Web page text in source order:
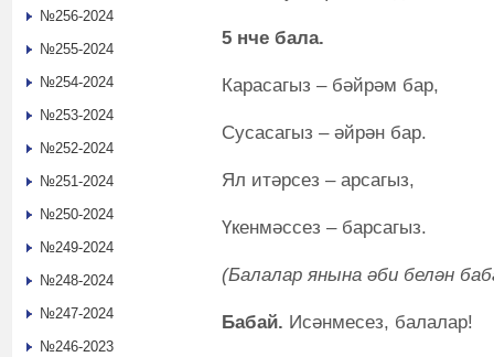
5 нче бала.
Карасагыз – бәйрәм бар,
Сусасагыз – әйрән бар.
Ял итәрсез – арсагыз,
Үкенмәссез – барсагыз.
(Балалар янына әби белән
Бабай. Исәнмесез, балалар!
№256-2024
№255-2024
№254-2024
№253-2024
№252-2024
№251-2024
№250-2024
№249-2024
№248-2024
№247-2024
№246-2023